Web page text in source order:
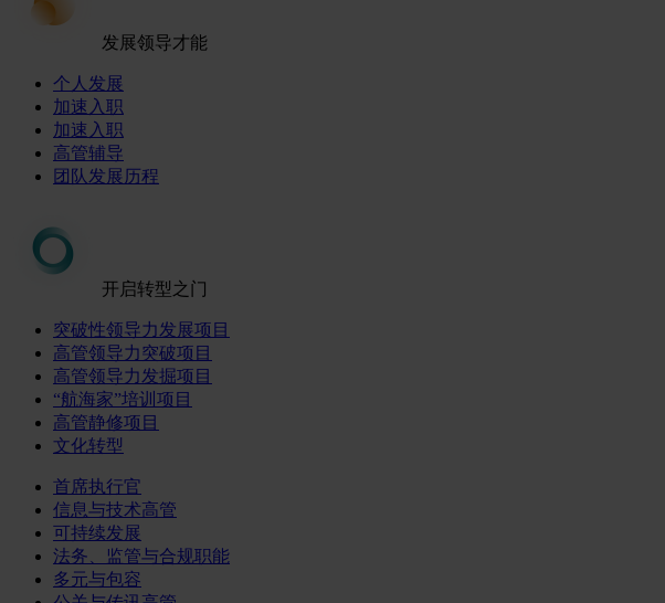
发展领导才能
个人发展
加速入职
加速入职
高管辅导
团队发展历程
开启转型之门
突破性领导力发展项目
高管领导力突破项目
高管领导力发掘项目
“航海家”培训项目
高管静修项目
文化转型
首席执行官
信息与技术高管
可持续发展
法务、监管与合规职能
多元与包容